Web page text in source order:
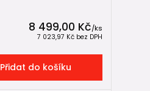
8 499,00 Kč/ks
7 023,97 Kč bez DPH
Přidat do košíku